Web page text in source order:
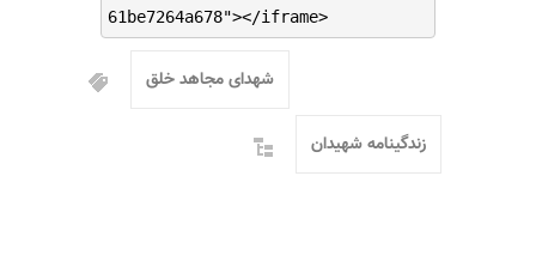
61be7264a678"></iframe>
شهدای مجاهد خلق
زندگینامه شهیدان